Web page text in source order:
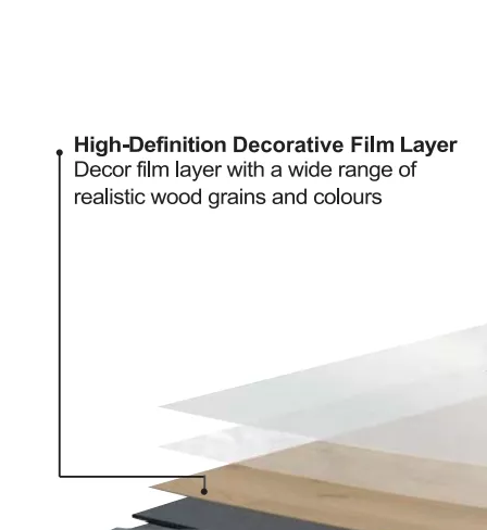
515016-1 Ламинат деревянный пол 2507 ПВХ плитки